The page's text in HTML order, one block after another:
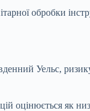
обробки
Уельс,
оцінюється як